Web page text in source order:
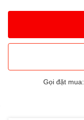
Gọi đặt mua: